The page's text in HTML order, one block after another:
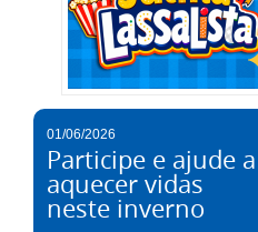
01/06/2026
Participe e ajude a
aquecer vidas
neste inverno